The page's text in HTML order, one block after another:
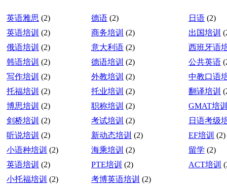
英语雅思 (2) 德语 (2) 日语 (2)
英语培训 (2) 商务培训 (2) 出国培训
俄语培训 (2) 意大利语 (2)
西班牙语
韩语培训 (2) 德语培训 (2) 公共英语
写作培训 (2) 外教培训 (2)
中教口语
托福培训 (2) 托业培训 (2) 翻译培训
博思培训 (2) 职称培训 (2)
GMAT培
剑桥培训 (2) 考试培训 (2)
日语考级
听说培训 (2) 新动态培训 (2) EF培训 (2)
小语种培训 (2) 海乘培训 (2) 留学 (2)
英语培训 (2) PTE培训 (2) ACT培训
小托福培训 (2) 考博英语培训 (2)